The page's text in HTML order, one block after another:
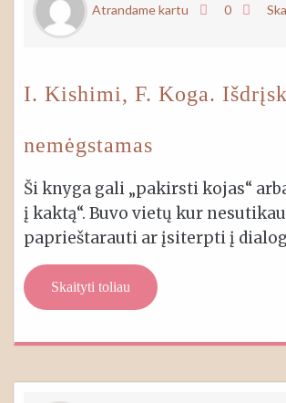
Atrandame kartu 0
I. Kishimi, F. Koga.
nemėgstamas
Ši knyga gali „pakirsti kojas“
į kaktą“. Buvo vietų kur
paprieštarauti ar įsiterpti į
Skaityti toliau